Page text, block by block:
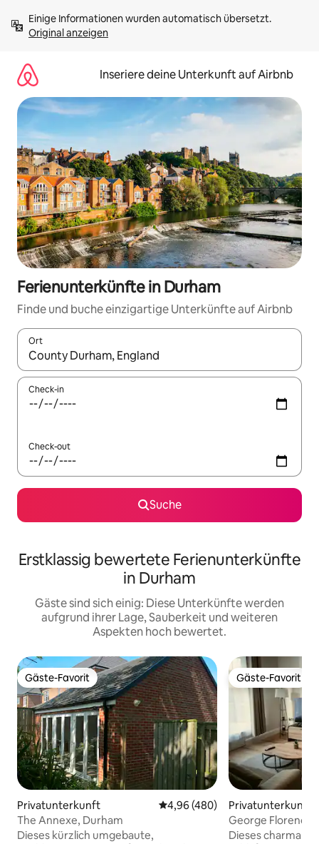
Inhalten
springenOriginal anzeigen
Inseriere deine Unterkunft auf Airbnb
Ferienunterkünfte in Durham
Finde und buche einzigartige Unterkünfte auf Airbnb
Ort
Wenn Ergebnisse verfügbar sind, navigiere mit den
Check-in
Check-out
Suche
Erstklassig bewertete Ferienunterkünfte
in Durham
Gäste sind sich einig: Diese Unterkünfte werden
aufgrund ihrer Lage, Sauberkeit und weiteren
Aspekten hoch bewertet.
Gäste-Favorit
Gäste-Favorit
Privatunterkunft Durchschnittliche Bewertung:
4,96 (480)
The Annexe, Durham
Dieses kürzlich umgebaute,
Gäste-Favorit
Gäste-Favorit
Privatunterkunft
George Florence
Dieses